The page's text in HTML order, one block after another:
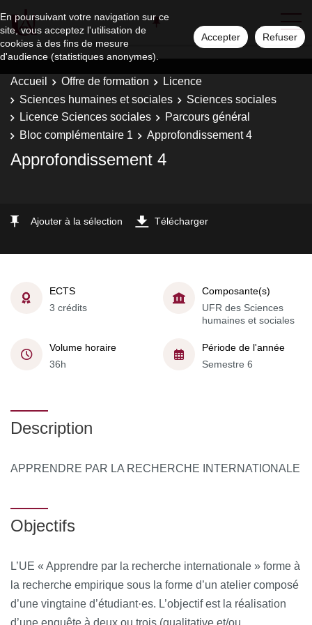
En poursuivant votre navigation sur ce
site, vous acceptez l'utilisation de
cookies à des fins de mesure
d'audience (statistiques anonymes).
Accepter Refuser
Accueil Offre de formation
Licence
Sciences humaines et sociales
Sciences sociales
Licence Sciences sociales
Parcours général
Bloc complémentaire 1
Approfondissement 4
Approfondissement 4
Ajouter à la sélection Télécharger
ECTS
3 crédits
Composante(s)
UFR des Sciences
humaines et sociales
Volume horaire
36h
Période de l'année
Semestre 6
Description
APPRENDRE PAR LA RECHERCHE INTERNATIONALE
Objectifs
L’UE « Apprendre par la recherche internationale » forme à
la recherche empirique sous la forme d’un atelier composé
d’une vingtaine d’étudiant·es. L’objectif est la réalisation
d’une enquête à deux ou trois (qualitative et/ou